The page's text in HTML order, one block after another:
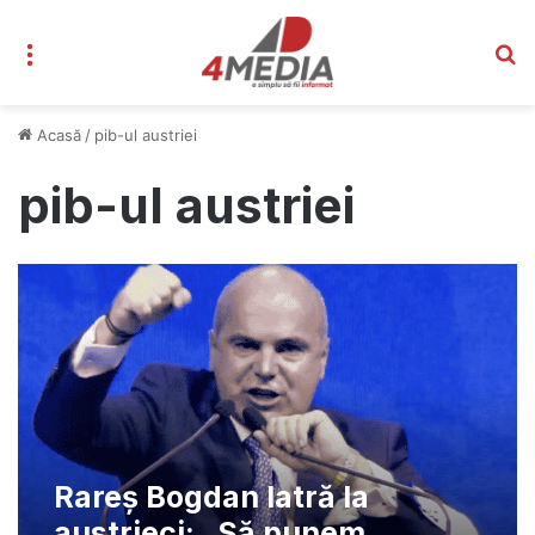
Acasă / pib-ul austriei
pib-ul austriei
Rareș Bogdan latră la